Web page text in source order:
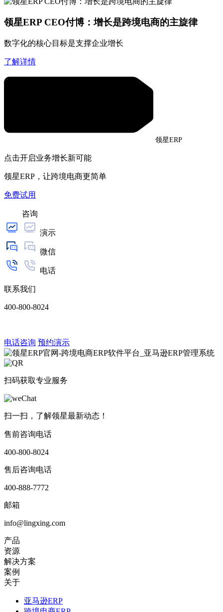
领星ERP CEO付博：增长是跨境电商的主旋律
数字化的核心目标是支撑企业增长
了解详情
领星ERP
点击开启业务增长新可能
领星ERP，让跨境电商更简单
免费试用
咨询
演示
微信
电话
联系我们
400-800-8024
电话咨询 预约演示
扫码获取专业服务
扫一扫，了解领星最新动态！
售前咨询电话
400-800-8024
售后咨询电话
400-888-7772
邮箱
info@lingxing.com
产品
资源
解决方案
案例
关于
亚马逊ERP